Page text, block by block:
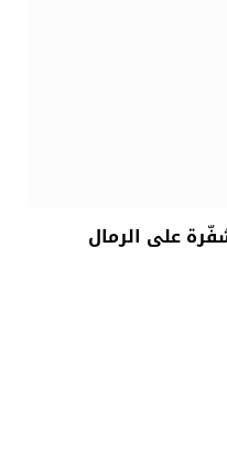
على الرمال